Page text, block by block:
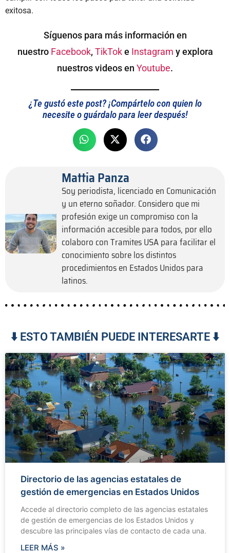
exitosa.
Síguenos para más información en
nuestro Facebook, TikToke Instagram y explora
nuestros videos en Youtube.
¿Te gustó este post? ¡Compártelo con quien lo
necesite o guárdalo para leer después!
Mattia Panza
Soy periodista, licenciado en Comunicación
y un eterno soñador. Considero que mi
profesión exige un compromiso con la
información accesible para todos, por ello
colaboro con Tramites USA para facilitar el
conocimiento sobre los distintos
procedimientos en Estados Unidos para
latinos.
⬇️ ESTO TAMBIÉN PUEDE INTERESARTE ⬇️
Directorio de las agencias estatales de
gestión de emergencias en Estados Unidos
Accede al directorio completo de las agencias estatales
de gestión de emergencias de los Estados Unidos y
descubre las principales vías de contacto de cada una.
LEER MÁS »